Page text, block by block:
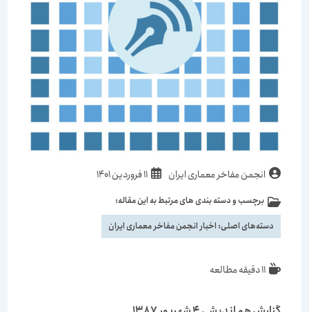
انجمن مفاخر معماری ایران 11 فروردین 1401
برچسب و دسته بندی های مرتبط به این مقاله:
دسته‌های اصلی:اخبار انجمن مفاخر معماری ایران
11 دقیقه مطالعه